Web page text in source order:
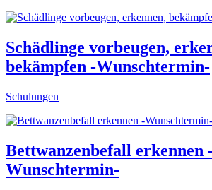
Schädlinge vorbeugen,
bekämpfen -Wunschtermin-
Schulungen
Bettwanzenbefall erkennen
Wunschtermin-